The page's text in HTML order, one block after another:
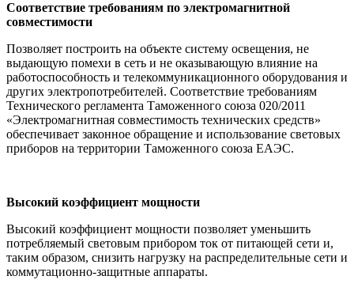
Соответствие требованиям по электромагнитной
совместимости
Позволяет построить на объекте систему освещения, не
выдающую помехи в сеть и не оказывающую влияние на
работоспособность и телекоммуникационного оборудования и
других электропотребителей. Соответствие требованиям
Технического регламента Таможенного союза 020/2011
«Электромагнитная совместимость технических средств»
обеспечивает законное обращение и использование световых
приборов на территории Таможенного союза ЕАЭС.
Высокий коэффициент мощности
Высокий коэффициент мощности позволяет уменьшить
потребляемый световым прибором ток от питающей сети и,
таким образом, снизить нагрузку на распределительные сети и
коммутационно-защитные аппараты.